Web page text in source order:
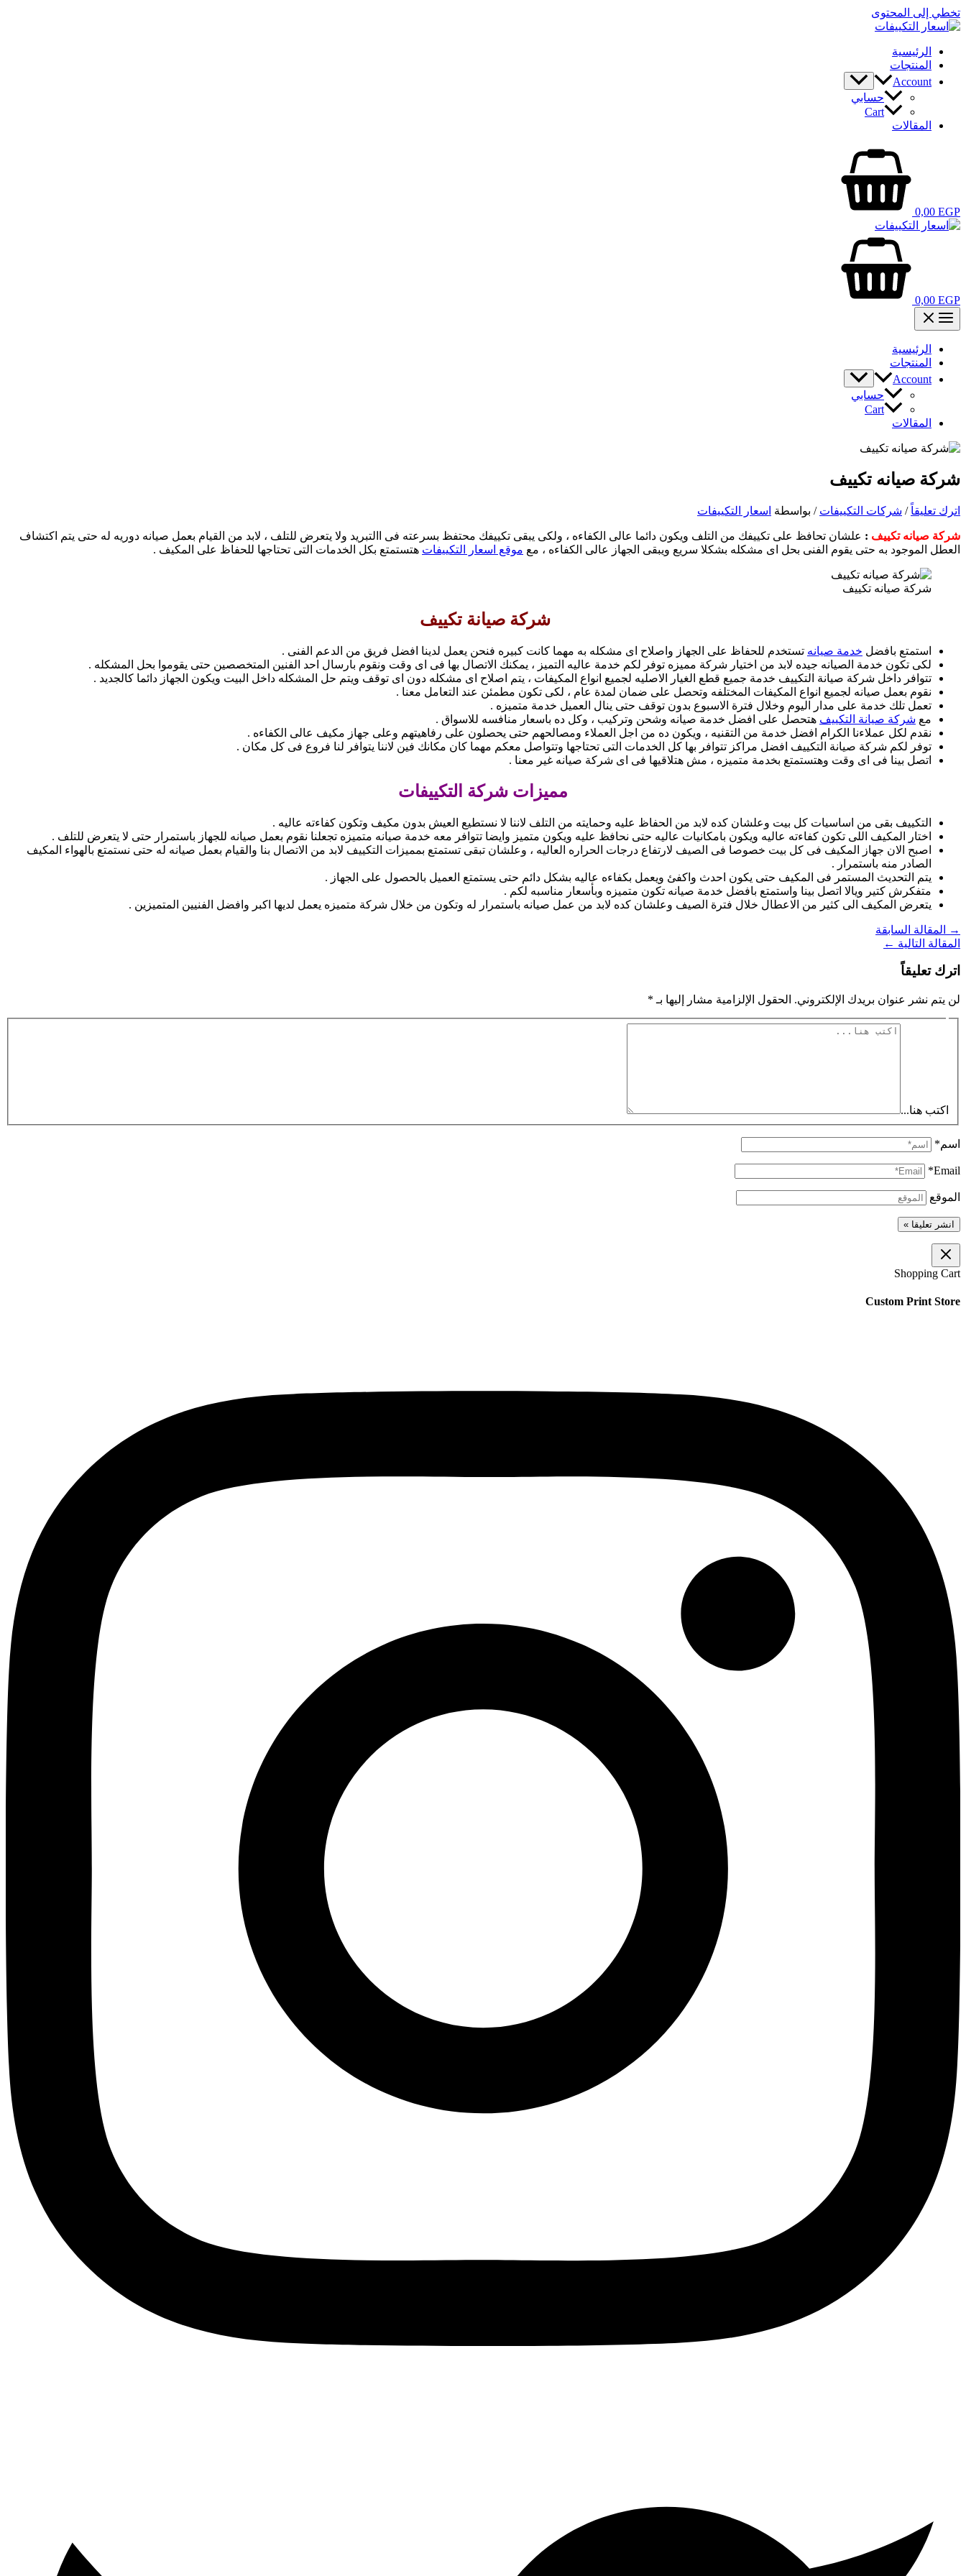
تخطي إلى المحتوى
الرئيسية
المنتجات
Account
حسابي
Cart
المقالات
0,00 EGP
0,00 EGP
الرئيسية
المنتجات
Account
حسابي
Cart
المقالات
شركة صيانه تكييف
اترك تعليقاً / شركات التكييفات / بواسطة اسعار التكييفات
شركة صيانه تكييف : علشان تحافظ على تكييفك من التلف ويكون دائما عالى الكفاءه ، ولكى يبقى تكييفك محتفظ بسرعته فى االتبريد ولا يتعرض للتلف ، لابد من القيام بعمل صيانه دوريه له حتى يتم اكتشاف
العطل الموجود به حتى يقوم الفنى بحل اى مشكله بشكلا سريع ويبقى الجهاز عالى الكفاءه ، مع موقع اسعار التكييفات هتستمتع بكل الخدمات التى تحتاجها للحفاظ على المكيف .
شركة صيانه تكييف
شركة صيانة تكييف
استمتع بافضل خدمة صيانه تستخدم للحفاظ على الجهاز واصلاح اى مشكله به مهما كانت كبيره فنحن يعمل لدينا افضل فريق من الدعم الفنى .
لكى تكون خدمة الصيانه جيده لابد من اختيار شركة مميزه توفر لكم خدمة عاليه التميز ، يمكنك الاتصال بها فى اى وقت ونقوم بارسال احد الفنين المتخصصين حتى يقوموا بحل المشكله .
تتوافر داخل شركة صيانة التكييف خدمة جميع قطع الغيار الاصليه لجميع انواع المكيفات ، يتم اصلاح اى مشكله دون اى توقف ويتم حل المشكله داخل البيت ويكون الجهاز دائما كالجديد .
نقوم بعمل صيانه لجميع انواع المكيفات المختلفه وتحصل على ضمان لمدة عام ، لكى تكون مطمئن عند التعامل معنا .
تعمل تلك خدمة على مدار اليوم وخلال فترة الاسبوع بدون توقف حتى ينال العميل خدمة متميزه .
مع شركة صيانة التكييف هتحصل على افضل خدمة صيانه وشحن وتركيب ، وكل ده باسعار منافسه للاسواق .
نقدم لكل عملاءنا الكرام افضل خدمة من التقنيه ، ويكون ده من اجل العملاء ومصالحهم حتى يحصلون على رفاهيتهم وعلى جهاز مكيف عالى الكفاءه .
توفر لكم شركة صيانة التكييف افضل مراكز تتوافر بها كل الخدمات التى تحتاجها وتتواصل معكم مهما كان مكانك فين لاننا يتوافر لنا فروع فى كل مكان .
اتصل بينا فى اى وقت وهتستمتع بخدمة متميزه ، مش هتلاقيها فى اى شركة صيانه غير معنا .
مميزات شركة التكييفات
التكييف بقى من اساسيات كل بيت وعلشان كده لابد من الحفاظ عليه وحمايته من التلف لاننا لا نستطيع العيش بدون مكيف وتكون كفاءته عاليه .
اختار المكيف اللى تكون كفاءته عاليه ويكون بامكانيات عاليه حتى نحافظ عليه ويكون متميز وايضا تتوافر معه خدمة صيانه متميزه تجعلنا نقوم بعمل صيانه للجهاز باستمرار حتى لا يتعرض للتلف .
اصبح الان جهاز المكيف فى كل بيت خصوصا فى الصيف لارتفاع درجات الحراره العاليه ، وعلشان تبقى تستمتع بمميزات التكييف لابد من الاتصال بنا والقيام بعمل صيانه له حتى نستمتع بالهواء المكيف
الصادر منه باستمرار .
يتم التحديث المستمر فى المكيف حتى يكون احدث واكفئ ويعمل بكفاءه عاليه بشكل دائم حتى يستمتع العميل بالحصول على الجهاز .
متفكرش كتير ويالا اتصل بينا واستمتع بافضل خدمة صيانه تكون متميزه وبأسعار مناسبه لكم .
يتعرض المكيف الى كثير من الاعطال خلال فترة الصيف وعلشان كده لابد من عمل صيانه باستمرار له وتكون من خلال شركة متميزه يعمل لديها اكبر وافضل الفنيين المتميزين .
→
المقالة السابقة
المقالة التالية ←
اترك تعليقاً
لن يتم نشر عنوان بريدك الإلكتروني. الحقول الإلزامية مشار إليها بـ *
اكتب هنا...
اسم*
Email*
الموقع
Shopping Cart
Custom Print Store